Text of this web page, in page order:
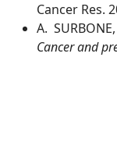
Cancer Res.
A.
Cancer and